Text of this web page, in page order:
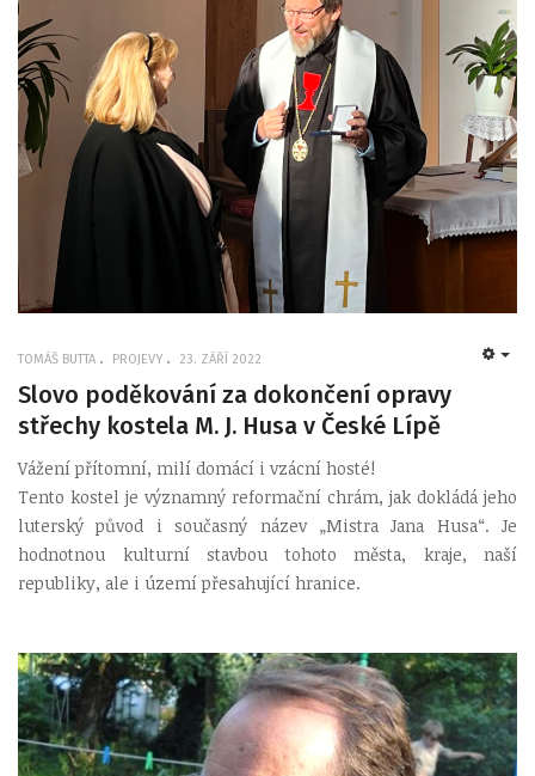
TOMÁŠ BUTTA PROJEVY 23. ZÁŘÍ 2022
Slovo poděkování za dokončení opravy
střechy kostela M. J. Husa v České Lípě
Vážení přítomní, milí domácí i vzácní hosté!
Tento kostel je významný reformační chrám, jak dokládá jeho
luterský původ i současný název „Mistra Jana Husa“. Je
hodnotnou kulturní stavbou tohoto města, kraje, naší
republiky, ale i území přesahující hranice.